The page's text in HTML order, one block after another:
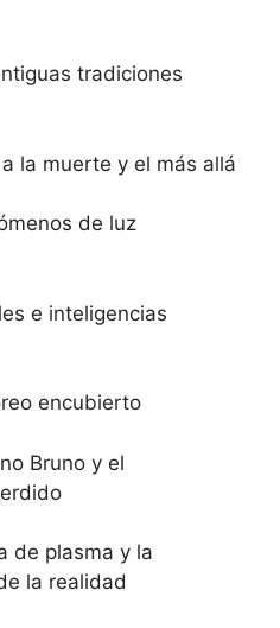
tradiciones
la muerte y el más allá
de luz
e inteligencias
encubierto
Bruno y el
de plasma y la
la realidad